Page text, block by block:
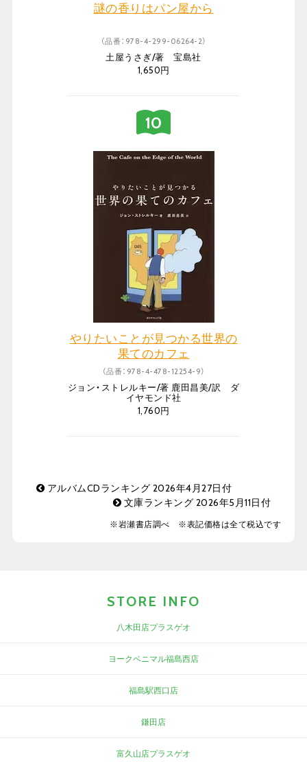
謎の香りはパン屋から
（品番：978-4-299-06264-2）
土屋うさぎ/著 宝島社
1,650円
やりたいことが見つかる世界の
果てのカフェ
（品番：978-4-478-12254-9）
ジョン・ストレルキー/著 鹿田昌美/訳 ダ
イヤモンド社
1,760円
アルバムCDランキング 2026年4月27日付
文庫ランキング 2026年5月11日付
※岩瀬書店調べ ※表記価格は全て税込です
STORE INFO
八木田店プラスゲオ
ヨークベニマル福島西店
福島駅西口店
鎌田店
富久山店プラスゲオ